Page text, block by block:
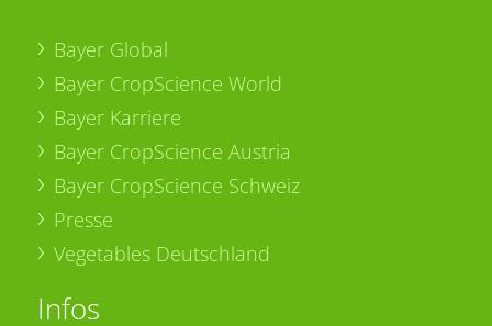
Bayer Global
Bayer CropScience World
Bayer Karriere
Bayer CropScience Austria
Bayer CropScience Schweiz
Presse
Vegetables Deutschland
Infos